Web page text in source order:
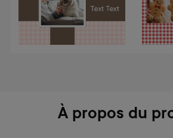
À propos du